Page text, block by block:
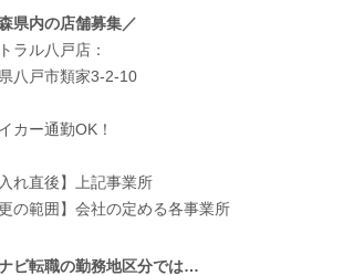
県内の店舗募集／
ラル八戸店：
八戸市類家3-2-10
カー通勤OK！
れ直後】上記事業所
の範囲】会社の定める各事業所
ビ転職の勤務地区分では…